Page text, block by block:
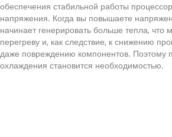
обеспечения стабильной работы
напряжения. Когда вы повышаете
начинает генерировать больше тепла, что
перегреву и, как следствие, к снижению
даже повреждению компонентов. Поэтому
охлаждения становится необходимостью.